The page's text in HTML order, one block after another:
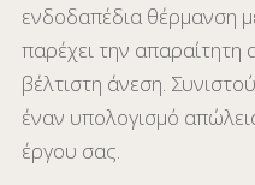
ενδοδαπέδια θέρμανση
παρέχει την
βέλτιστη άνεση.
έναν υπολογισμό
έργου σας.